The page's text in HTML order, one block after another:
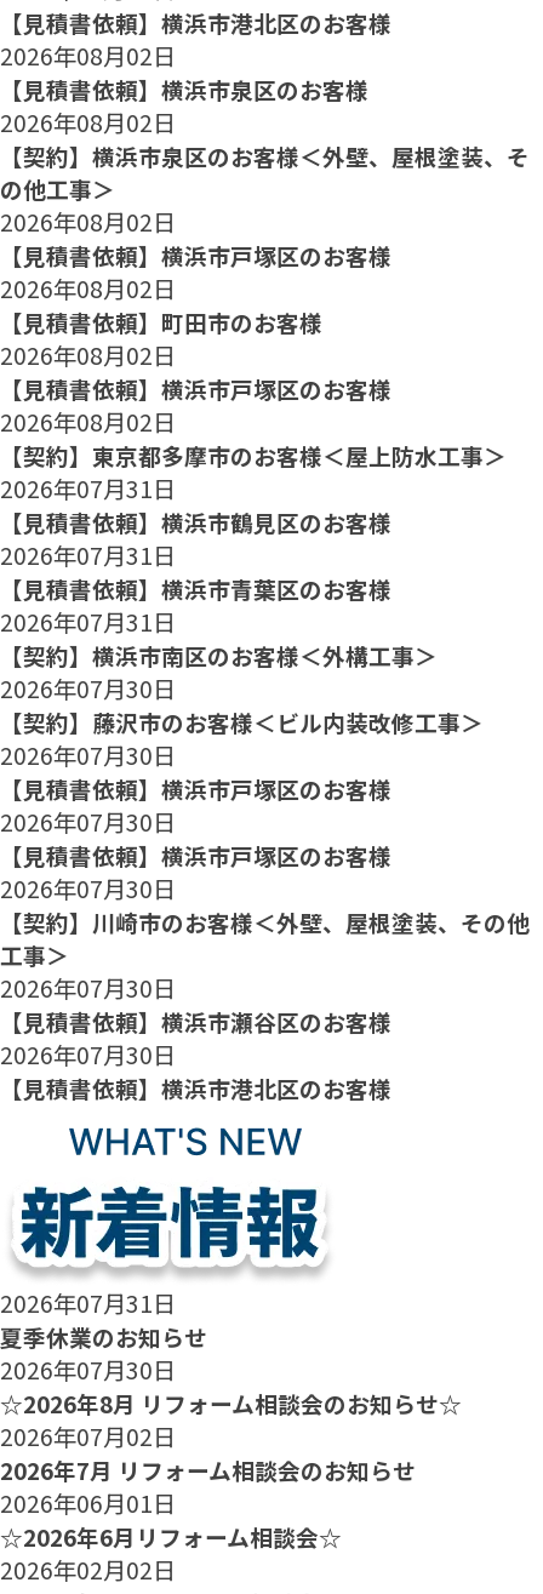
【見積書依頼】横浜市港北区のお客様
2026年08月02日
【見積書依頼】横浜市泉区のお客様
2026年08月02日
【契約】横浜市泉区のお客様＜外壁、屋根塗装、そ
の他工事＞
2026年08月02日
【見積書依頼】横浜市戸塚区のお客様
2026年08月02日
【見積書依頼】町田市のお客様
2026年08月02日
【見積書依頼】横浜市戸塚区のお客様
2026年08月02日
【契約】東京都多摩市のお客様＜屋上防水工事＞
2026年07月31日
【見積書依頼】横浜市鶴見区のお客様
2026年07月31日
【見積書依頼】横浜市青葉区のお客様
2026年07月31日
【契約】横浜市南区のお客様＜外構工事＞
2026年07月30日
【契約】藤沢市のお客様＜ビル内装改修工事＞
2026年07月30日
【見積書依頼】横浜市戸塚区のお客様
2026年07月30日
【見積書依頼】横浜市戸塚区のお客様
2026年07月30日
【契約】川崎市のお客様＜外壁、屋根塗装、その他
工事＞
2026年07月30日
【見積書依頼】横浜市瀬谷区のお客様
2026年07月30日
【見積書依頼】横浜市港北区のお客様
2026年07月31日
夏季休業のお知らせ
2026年07月30日
☆2026年8月 リフォーム相談会のお知らせ☆
2026年07月02日
2026年7月 リフォーム相談会のお知らせ
2026年06月01日
☆2026年6月リフォーム相談会☆
2026年02月02日